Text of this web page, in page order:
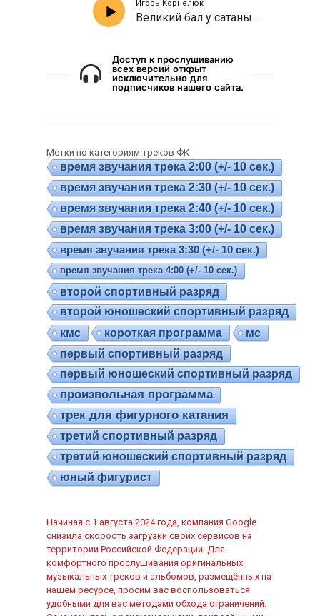
Игорь Корнелюк
Великий бал у сатаны (музыка из т/ф «Мастер и Маргарита»)
Доступ к прослушиванию
всех версий открыт
исключительно для
подписчиков нашего сайта.
Метки по категориям треков ФК
время звучания трека 2:00 (+/- 10 сек.)
время звучания трека 2:30 (+/- 10 сек.)
время звучания трека 2:40 (+/- 10 сек.)
время звучания трека 3:00 (+/- 10 сек.)
время звучания трека 3:30 (+/- 10 сек.)
время звучания трека 4:00 (+/- 10 сек.)
второй спортивный разряд
второй юношеский спортивный разряд
кмс короткая программа
мс
первый спортивный разряд
первый юношеский спортивный разряд
произвольная программа
трек для фигурного катания
третий спортивный разряд
третий юношеский спортивный разряд
юный фигурист
Начиная с 1 августа 2024 года, компания Google
снизила скорость загрузки своих сервисов на
территории Российской Федерации. Для
комфортного прослушивания оригинальных
музыкальных треков и альбомов, размещённых на
нашем ресурсе, просим вас воспользоваться
удобными для вас методами обхода ограничений.